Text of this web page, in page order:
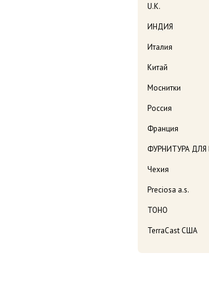
U.K.
ИНДИЯ
Италия
Китай
Моснитки
Россия
Франция
ФУРНИТУРА
Чехия
Preciosa a.s.
TOHO
TerraCast США